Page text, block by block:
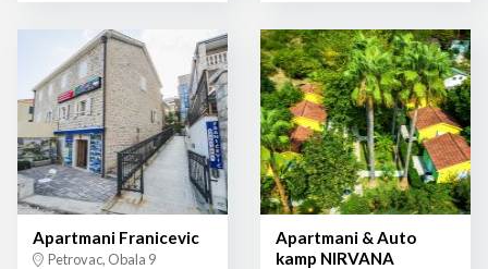
Apartmani Franicevic
Petrovac, Obala 9
Apartmani & Auto
kamp NIRVANA